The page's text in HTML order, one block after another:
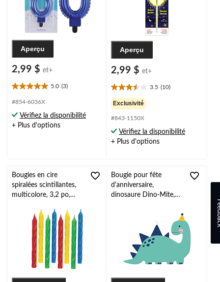
Aperçu
2,99 $ et+
5.0 (3)
5.0
étoile(s)
5.
3
#854-6036X
Vérifiez la disponibilité
+ Plus d'options
Aperçu
2,99 $ et+
3.5 (10)
3.5
étoile(s)
sur
5.
10
évaluations
Exclusivité
#843-1150X
Vérifiez la disponibilité
+ Plus d'options
Bougies en cire
spiralées scintillantes,
multicolore, 3,2 po,
d'anniversaire
Bougie pour fête
d'anniversaire,
dinosaure Dino-Mite,